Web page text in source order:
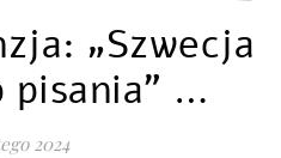
„Szwecja
pisania” …
2024